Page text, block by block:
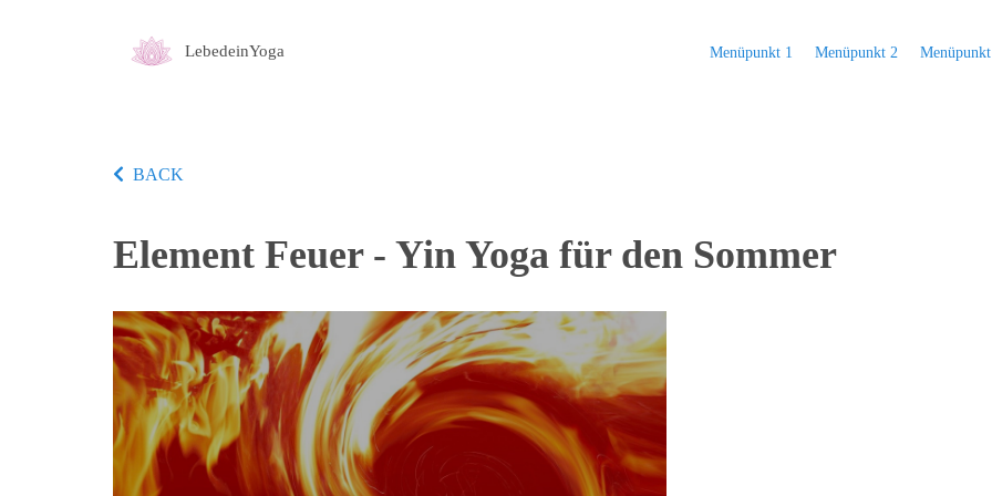
LebedeinYoga Menüpunkt 1 Menüpunkt 2
BACK
Element Feuer - Yin Yoga für den Sommer